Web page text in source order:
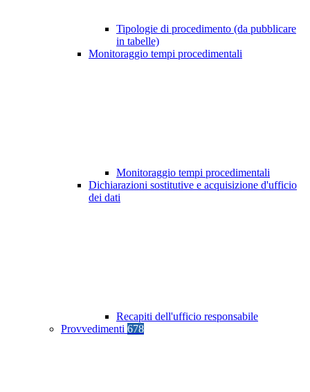
Tipologie di procedimento (da pubblicare
in tabelle)
Monitoraggio tempi procedimentali
Monitoraggio tempi procedimentali
Dichiarazioni sostitutive e acquisizione d'ufficio
dei dati
Recapiti dell'ufficio responsabile
Provvedimenti 678